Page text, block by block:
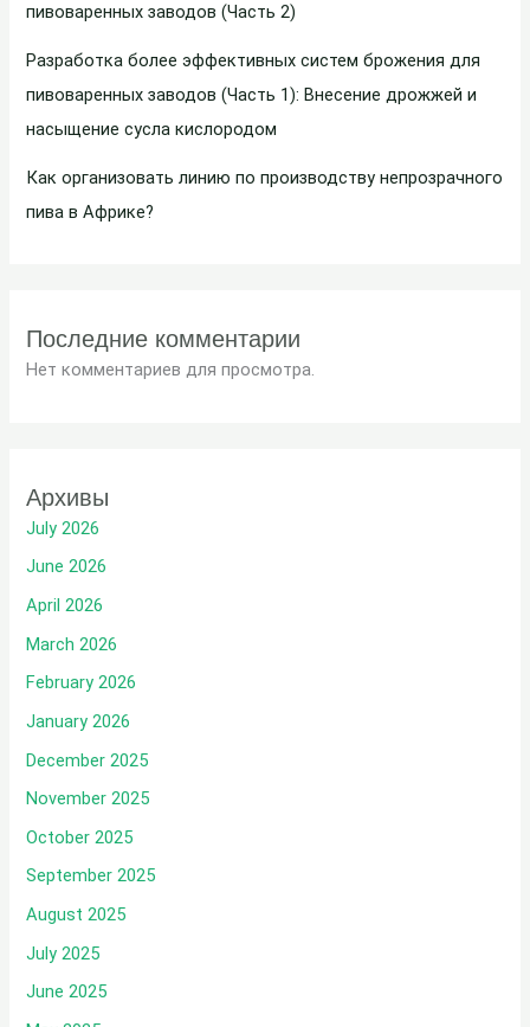
пивоваренных заводов (Часть 2)
Разработка более эффективных систем брожения для
пивоваренных заводов (Часть 1): Внесение дрожжей и
насыщение сусла кислородом
Как организовать линию по производству непрозрачного
пива в Африке?
Последние комментарии
Нет комментариев для просмотра.
Архивы
July 2026
June 2026
April 2026
March 2026
February 2026
January 2026
December 2025
November 2025
October 2025
September 2025
August 2025
July 2025
June 2025